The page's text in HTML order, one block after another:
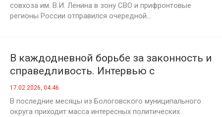
совхоза им. В.И. Ленина в зону СВО и прифронтовые
регионы России отправился очередной...
В каждодневной борьбе за законность и
справедливость. Интервью с
руководителем фракции КПРФ в Думе
Бологовского муниципального округа
С. В. Кормаковым
17.02.2026, 04:46
В последние месяцы из Бологовского муниципального
округа приходит масса интересных политических